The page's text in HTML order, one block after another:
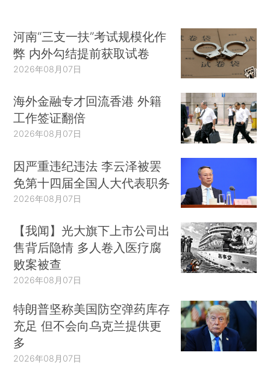
河南“三支一扶”考试规模化作
弊 内外勾结提前获取试卷
2026年08月07日
海外金融专才回流香港 外籍
工作签证翻倍
2026年08月07日
因严重违纪违法 李云泽被罢
免第十四届全国人大代表职务
2026年08月07日
【我闻】光大旗下上市公司出
售背后隐情 多人卷入医疗腐
败案被查
2026年08月07日
特朗普坚称美国防空弹药库存
充足 但不会向乌克兰提供更
多
2026年08月07日